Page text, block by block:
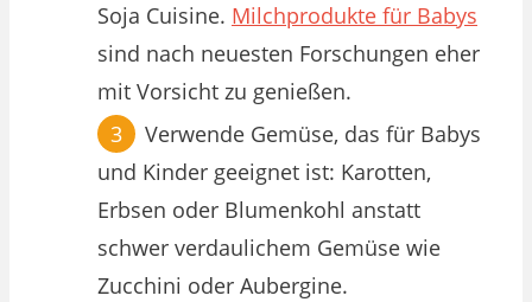
Soja Cuisine. Milchprodukte für Babys
sind nach neuesten Forschungen eher
mit Vorsicht zu genießen.
Verwende Gemüse, das für Babys
und Kinder geeignet ist: Karotten,
Erbsen oder Blumenkohl anstatt
schwer verdaulichem Gemüse wie
Zucchini oder Aubergine.